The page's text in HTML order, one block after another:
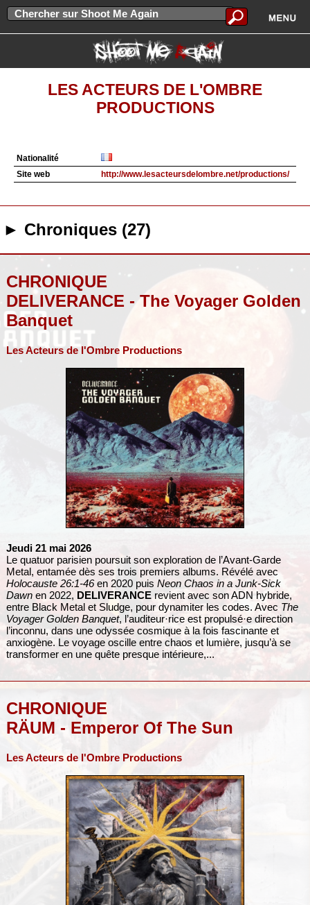
LES ACTEURS DE L'OMBRE
PRODUCTIONS
Nationalité
Site web
http://www.lesacteursdelombre.net/productions/
► Chroniques (27)
CHRONIQUE
DELIVERANCE - The Voyager Golden
Banquet
Les Acteurs de l'Ombre Productions
Jeudi 21 mai 2026
Le quatuor parisien poursuit son exploration de l’Avant-Garde
Metal, entamée dès ses trois premiers albums. Révélé avec
Holocauste 26:1-46en 2020 puis Neon Chaos in a Junk-Sick
Dawnen 2022, DELIVERANCErevient avec son ADN hybride,
entre Black Metal et Sludge, pour dynamiter les codes. Avec The
Voyager Golden Banquet, l’auditeur·rice est propulsé·e direction
l’inconnu, dans une odyssée cosmique à la fois fascinante et
anxiogène. Le voyage oscille entre chaos et lumière, jusqu’à se
transformer en une quête presque intérieure,...
CHRONIQUE
RÄUM - Emperor Of The Sun
Les Acteurs de l'Ombre Productions